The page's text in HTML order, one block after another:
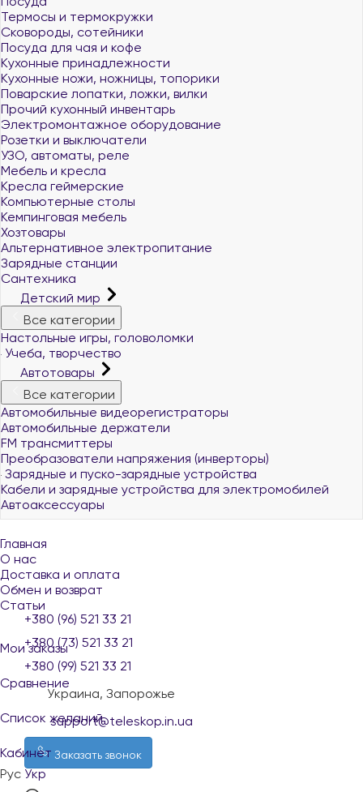
Термосы и термокружки
Сковороды, сотейники
Посуда для чая и кофе
Кухонные принадлежности
Кухонные ножи, ножницы, топорики
Поварские лопатки, ложки, вилки
Прочий кухонный инвентарь
Электромонтажное оборудование
Розетки и выключатели
УЗО, автоматы, реле
Мебель и кресла
Кресла геймерские
Компьютерные столы
Кемпинговая мебель
Хозтовары
Альтернативное электропитание
Зарядные станции
Сантехника
Детский мир
Все категории
Настольные игры, головоломки
Учеба, творчество
Автотовары
Все категории
Автомобильные видеорегистраторы
Автомобильные держатели
FM трансмиттеры
Преобразователи напряжения (инверторы)
Зарядные и пуско-зарядные устройства
Кабели и зарядные устройства для электромобилей
Автоаксессуары
Главная
О нас
Доставка и оплата
Обмен и возврат
Статьи
Мои заказы
Сравнение
Список желаний
Кабинет
Рус Укр
+380 (96) 521 33 21
+380 (73) 521 33 21
+380 (99) 521 33 21
Украина, Запорожье
support@teleskop.in.ua
Заказать звонок